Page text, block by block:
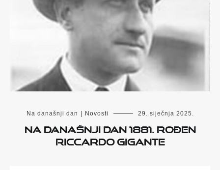
Na današnji dan Novosti 29. siječnja 2025.
Na današnji dan 1881. rođen
Riccardo Gigante